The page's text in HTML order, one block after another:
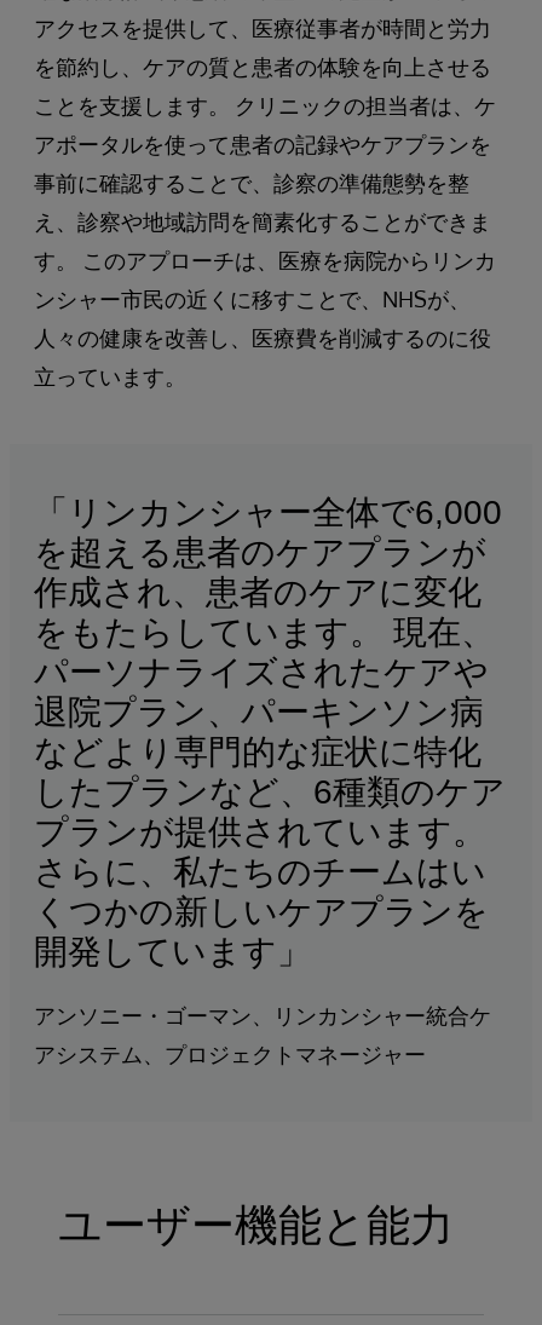
アクセスを提供して、医療従事者が時間と労力
を節約し、ケアの質と患者の体験を向上させる
ことを支援します。 クリニックの担当者は、ケ
アポータルを使って患者の記録やケアプランを
事前に確認することで、診察の準備態勢を整
え、診察や地域訪問を簡素化することができま
す。 このアプローチは、医療を病院からリンカ
ンシャー市民の近くに移すことで、NHSが、
人々の健康を改善し、医療費を削減するのに役
立っています。
「リンカンシャー全体で6,000
を超える患者のケアプランが
作成され、患者のケアに変化
をもたらしています。 現在、
パーソナライズされたケアや
退院プラン、パーキンソン病
などより専門的な症状に特化
したプランなど、6種類のケア
プランが提供されています。
さらに、私たちのチームはい
くつかの新しいケアプランを
開発しています」
アンソニー・ゴーマン、リンカンシャー統合ケ
アシステム、プロジェクトマネージャー
ユーザー機能と能力